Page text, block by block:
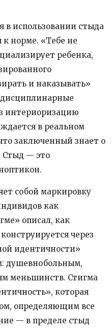
в использовании стыда
к норме. «Тебе не
ребенка,
и наказывать»
дисциплинарные
интериоризацию
в реальном
заключенный знает о
Стыд — это
собой маркировку
как
описал, как
через
идентичности»
душевнобольным,
меньшинств. Стигма
которая
определяющим все
— в пределе стыд